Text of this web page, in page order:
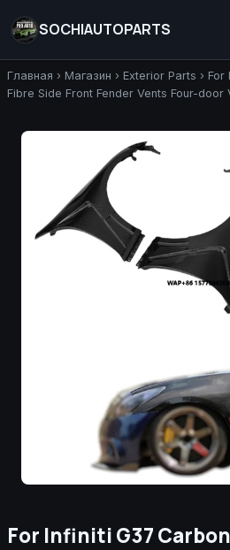
SOCHIAUTOPARTS
Главная › Магазин › Exterior Parts › For
Fibre Side Front Fender Vents Four-
For Infiniti G37